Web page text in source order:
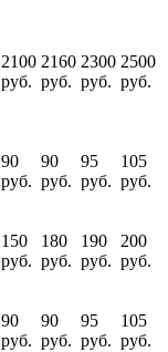
2100
руб.
2160
руб.
2300
руб.
2500
руб.
90
руб.
90
руб.
95
руб.
105
руб.
150
руб.
180
руб.
190
руб.
200
руб.
90
руб.
90
руб.
95
руб.
105
руб.